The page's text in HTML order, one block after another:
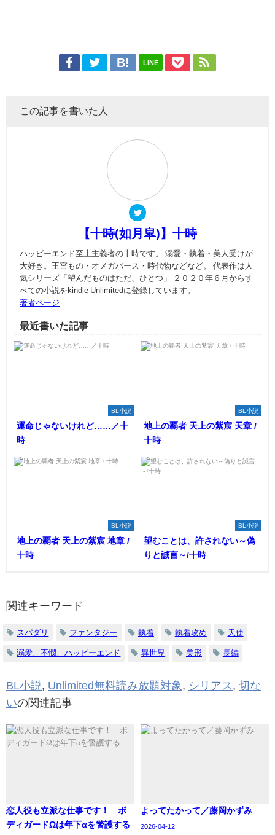
LINE
この記事を書いた人
【十時(如月皐)】十時
ハッピーエンド至上主義者の十時です。 溺愛・執着・美人受けが
大好き。王宮もの・オメガバース・時代物などなど。 代表作は人
気シリーズ「望んだものはただ、ひとつ」 ２０２０年６月からす
べての小説をkindle Unlimitedに登録しています。
著者ページ
最近書いた記事
BL小説
運命じゃないけれど……／十
時
BL小説
地上の覇者 天上の紫宸 天章 /
十時
BL小説
地上の覇者 天上の紫宸 地章 /
十時
BL小説
望むことは、許されない～偽
りと誠言～/十時
関連キーワード
スパダリ ファンタジー 執着 執着攻め 天使
溺愛、不憫、ハッピーエンド 異世界 美形 長編
BL小説, Unlimited無料読み放題対象 , シリアス , 切な
いの関連記事
恋人役も立派な仕事です！ ボ
ディガードΩは年下αを警護する
よってたかって／藤岡かずみ
2026-04-12